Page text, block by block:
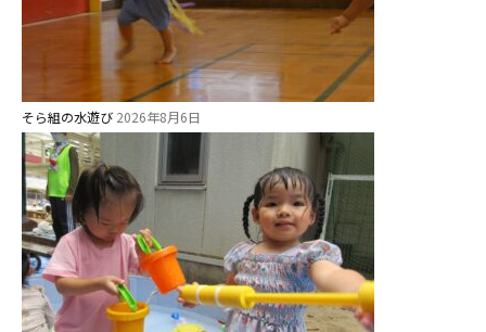
そら組の水遊び 2026年8月6日
年間⾏事
預かり保育［ヒラソル ]
美⽊多チコス
美⽊多チコスについて
美⽊多チコスブログ
未就園児クラス
0歳親子登園［マカロンクラス ]